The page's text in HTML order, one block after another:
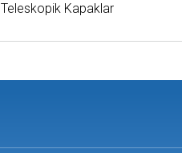
Teleskopik Kapaklar